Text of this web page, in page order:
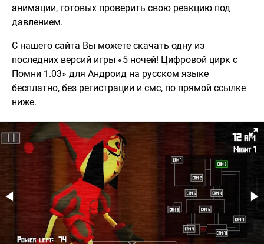
анимации, готовых проверить свою реакцию под
давлением.
С нашего сайта Вы можете скачать одну из
последних версий игры «5 ночей! Цифровой цирк с
Помни 1.03» для Андроид на русском языке
бесплатно, без регистрации и смс, по прямой ссылке
ниже.